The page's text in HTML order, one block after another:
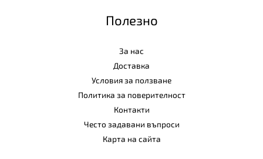
Полезно
За нас
Доставка
Условия за ползване
Политика за поверителност
Контакти
Често задавани въпроси
Карта на сайта